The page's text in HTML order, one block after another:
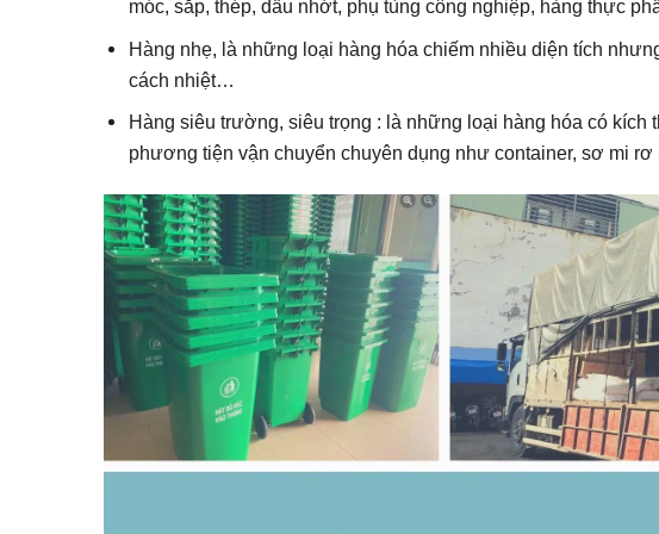
móc, sắp, thép, dầu nhớt, phụ tùng công nghiệp, hàng thực
Hàng nhẹ, là những loại hàng hóa chiếm nhiều diện tích
cách nhiệt…
Hàng siêu trường, siêu trọng : là những loại hàng hóa có
phương tiện vận chuyển chuyên dụng như container, sơ mi rơ